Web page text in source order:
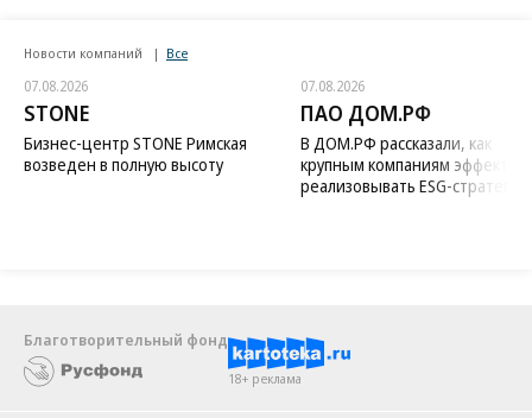
Новости компаний Все
07.08.2026
STONE
Бизнес-центр STONE Римская
возведен в полную высоту
07.08.2026
ПАО ДОМ.РФ
В ДОМ.РФ рассказали, как
крупным компаниям
реализовывать ESG-стратегию
Благотворительный фонд
18+ реклама